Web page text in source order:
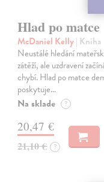
Hlad po matce
McDaniel Kelly| Kniha
Neustálé hledání
zátěží, ale uzdravení
chybí. Hlad po matce
poskytuje…
Na sklade ?
20,47 €
21,10 € ?